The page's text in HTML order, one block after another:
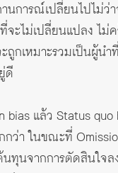
นการณ์เปลี่ยนไปไม่ว่
จะไม่เปลี่ยนแปลง ไม่
ถูกเหมาะรวมเป็นผู้น
ดี
bias แล้ว Status
กว่า ในขณะที่
ทุนจากการตัดสินใจล